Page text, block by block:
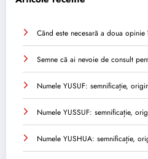
Când este necesară a doua
Semne că ai nevoie de consult
Numele YUSUF: semnificație,
Numele YUSSUF: semnificație,
Numele YUSHUA: semnificație,